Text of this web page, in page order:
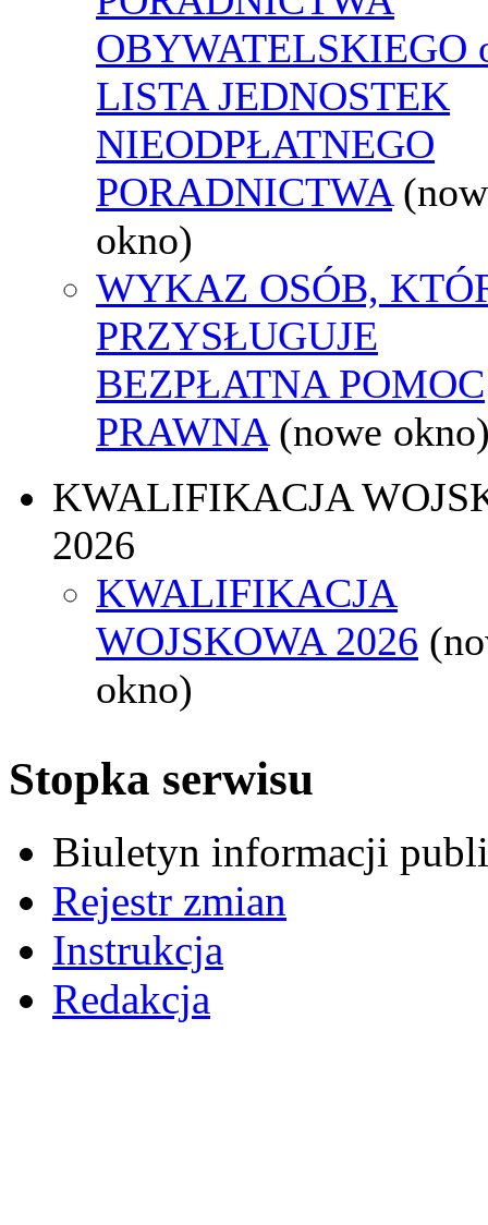
OBYWATELSKIEGO
LISTA JEDNOSTEK
NIEODPŁATNEGO
PORADNICTWA
okno)
WYKAZ OSÓB,
PRZYSŁUGUJE
BEZPŁATNA POMOC
PRAWNA (nowe
KWALIFIKACJA
2026
KWALIFIKACJA
WOJSKOWA 2026
okno)
Stopka serwisu
Biuletyn informacji
Rejestr zmian
Instrukcja
Redakcja